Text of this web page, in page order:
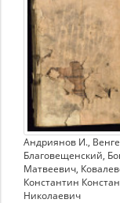
Андриянов И.,
Благовещенский,
Матвеевич,
Константин
Николаевич